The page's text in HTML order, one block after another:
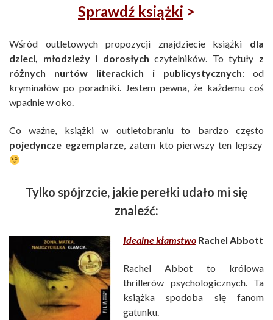
Sprawdź książki >
Wśród outletowych propozycji znajdziecie książki dla
dzieci, młodzieży i dorosłych czytelników. To tytuły z
różnych nurtów literackich i publicystycznych: od
kryminałów po poradniki. Jestem pewna, że każdemu coś
wpadnie w oko.
Co ważne, książki w outletobraniu to bardzo często
pojedyncze egzemplarze, zatem kto pierwszy ten lepszy
Tylko spójrzcie, jakie perełki udało mi się
znaleźć:
Idealne kłamstwo Rachel Abbott
Rachel Abbot to królowa
thrillerów psychologicznych. Ta
książka spodoba się fanom
gatunku.